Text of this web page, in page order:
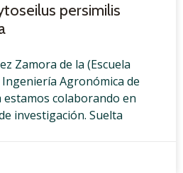
persimilis
Zamora de la (Escuela
Agronómica de
estamos colaborando en
investigación. Suelta